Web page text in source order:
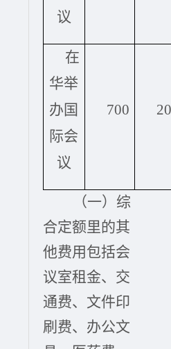
议
在
华举
办国
际会
议
700
（一）综
合定额里的其
他费用包括会
议室租金、交
通费、文件印
刷费、办公文